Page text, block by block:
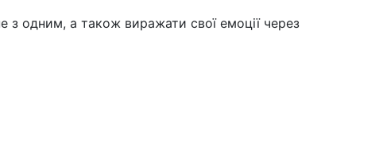
з одним, а також виражати свої емоції через